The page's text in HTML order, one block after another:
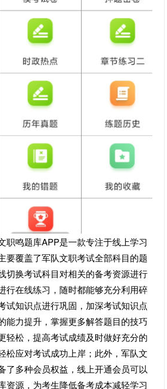
职鸣题库APP是一款专注于线上学习
要覆盖了军队文职考试全部科目的题
切换考试科目对相关的备考资源进行
行在线练习，随时都能够充分利用碎
试知识点进行巩固，加深考试知识点
能力提升，掌握更多解答题目的技巧
轻松，提高考试成绩及时做好充分的
松应对考试成功上岸；此外，军队文
了多种会员权益，线上开通会员可以
资源，为考生降低备考成本减轻学习